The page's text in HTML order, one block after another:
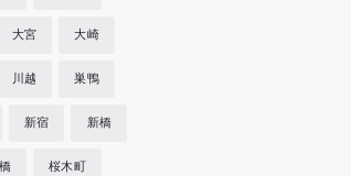
大宮 大崎
川越 巣鴨
新宿 新橋
桜木町